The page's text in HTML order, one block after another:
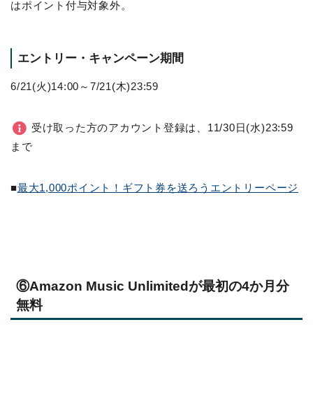
はポイント付与対象外。
エントリー・キャンペーン期間
6/21(火)14:00～7/21(木)23:59
受け取った方のアカウント登録は、11/30日(水)23:59
まで
■最大1,000ポイント！ギフト券を送ろうエントリーページ
⑥Amazon Music Unlimitedが最初の4か月分
無料